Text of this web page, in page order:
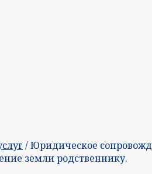
/ Юридическое
земли родственнику.